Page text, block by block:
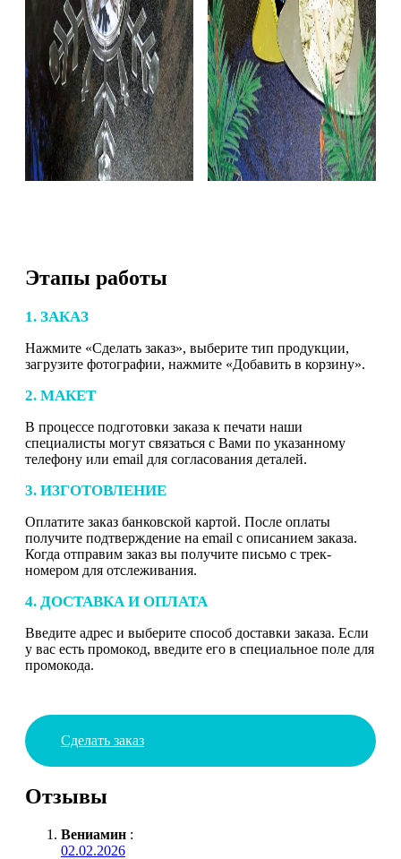
Этапы работы
1. ЗАКАЗ
Нажмите «Сделать заказ», выберите тип продукции,
загрузите фотографии, нажмите «Добавить в корзину».
2. МАКЕТ
В процессе подготовки заказа к печати наши
специалисты могут связаться с Вами по указанному
телефону или email для согласования деталей.
3. ИЗГОТОВЛЕНИЕ
Оплатите заказ банковской картой. После оплаты
получите подтверждение на email с описанием заказа.
Когда отправим заказ вы получите письмо с трек-
номером для отслеживания.
4. ДОСТАВКА И ОПЛАТА
Введите адрес и выберите способ доставки заказа. Если
у вас есть промокод, введите его в специальное поле для
промокода.
Сделать заказ
Отзывы
Вениамин :
02.02.2026